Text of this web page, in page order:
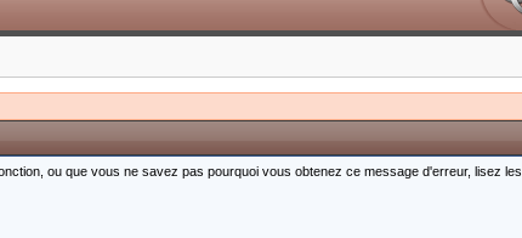
ou que vous ne savez pas pourquoi vous obtenez ce message d'erreur, lisez les